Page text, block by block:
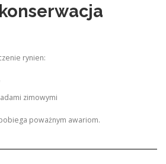
rynien:
zimowymi
poważnym awariom.